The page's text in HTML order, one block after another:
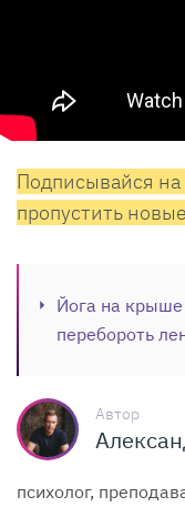
Подписывайся на
пропустить
Йога на
перебороть
Автор
психолог,